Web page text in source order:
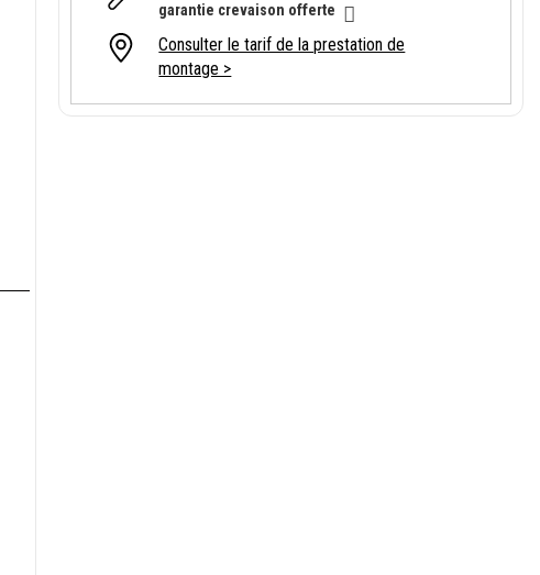
garantie crevaison offerte
Consulter le tarif de la prestation de
montage >